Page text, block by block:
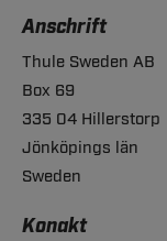
Anschrift
Thule Sweden AB
Box 69
335 04 Hillerstorp
Jönköpings län
Sweden
Konakt